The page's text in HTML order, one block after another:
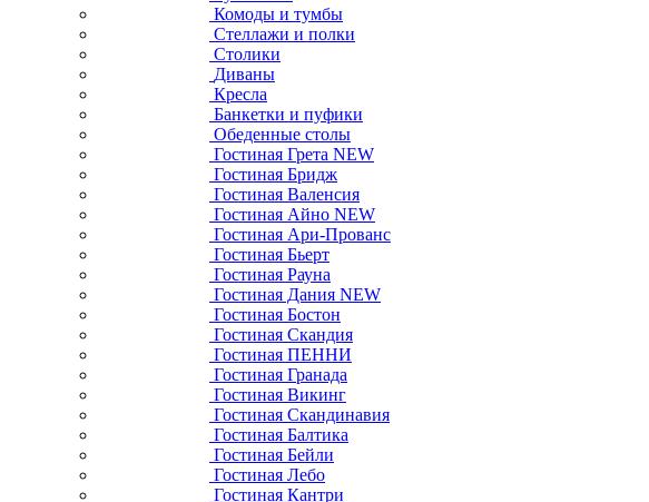
Комоды и тумбы
Стеллажи и полки
Столики
Диваны
Кресла
Банкетки и пуфики
Обеденные столы
Гостиная Грета NEW
Гостиная Бридж
Гостиная Валенсия
Гостиная Айно NEW
Гостиная Ари-Прованс
Гостиная Бьерт
Гостиная Рауна
Гостиная Дания NEW
Гостиная Бостон
Гостиная Скандия
Гостиная ПЕННИ
Гостиная Гранада
Гостиная Викинг
Гостиная Скандинавия
Гостиная Балтика
Гостиная Бейли
Гостиная Лебо
Гостиная Кантри